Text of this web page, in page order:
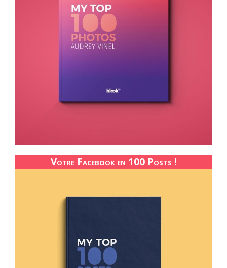
Votre Facebook en 100 Posts !